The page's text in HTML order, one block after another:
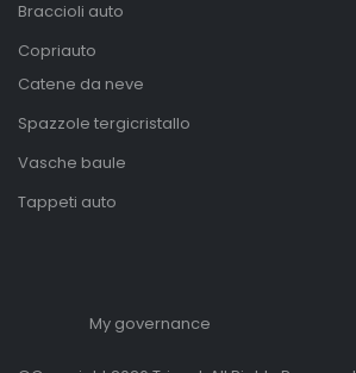
Braccioli auto
Copriauto
Catene da neve
Spazzole tergicristallo
Vasche baule
Tappeti auto
My governance